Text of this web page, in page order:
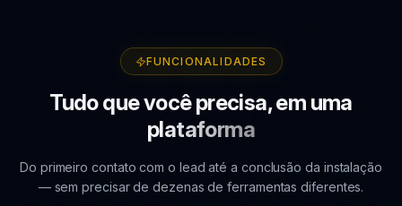
FUNCIONALIDADES
Tudo que você precisa,em uma
plataforma
Do primeiro contato com o lead até a conclusão da instalação
— sem precisar de dezenas de ferramentas diferentes.